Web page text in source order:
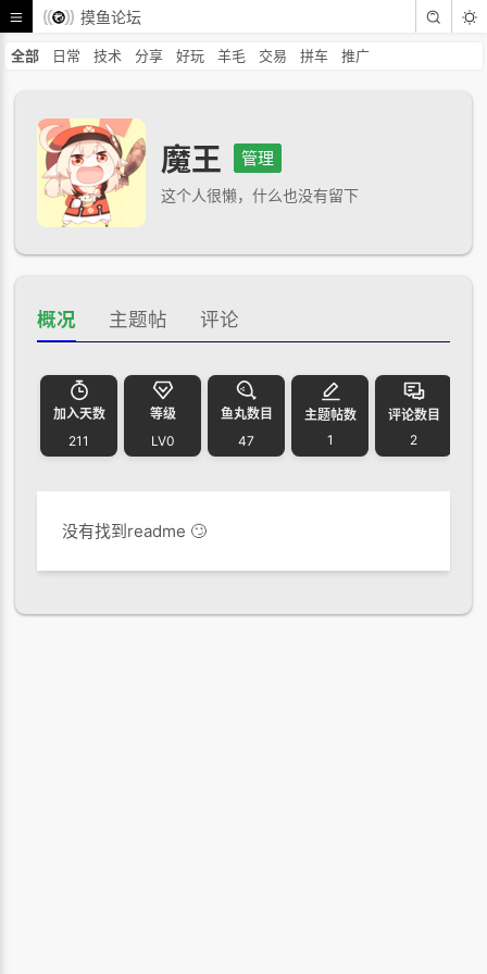
摸鱼论坛
全部 日常 技术 分享 好玩 羊毛 交易 拼车 推广
魔王 管理
这个人很懒，什么也没有留下
概况 主题帖 评论
加入天数
211
等级
LV0
鱼丸数目
47
主题帖数
1
评论数目
2
没有找到readme 🙄